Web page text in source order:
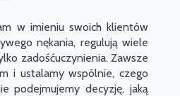
w imieniu swoich klientów
nękania, regulują wiele
zadośćuczynienia. Zawsze
i ustalamy wspólnie, czego
podejmujemy decyzję, jaką